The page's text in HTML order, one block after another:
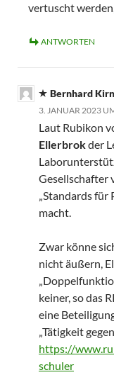
vertuscht
ANTWORTEN
Bernhard
3. JANUAR 2023
Laut Rubikon
Ellerbrokder
Gesellschafter
„Standards für
macht.
Zwar könne
nicht äußern,
keiner, so das
eine
„Tätigkeit
https://
schuler